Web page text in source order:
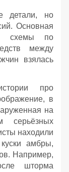
детали, но
Основная
схемы по
между
взялась
про
в
на
серьёзных
находили
амбры,
Например,
шторма